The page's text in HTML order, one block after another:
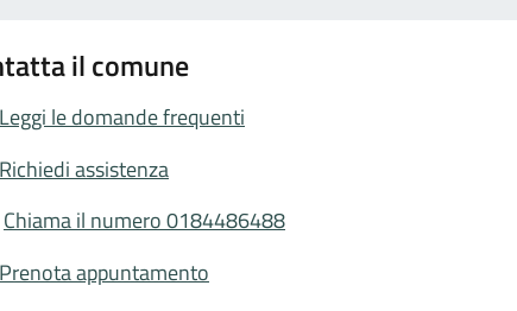
il comune
Leggi le domande frequenti
Richiedi assistenza
Chiama il numero 0184486488
Prenota appuntamento